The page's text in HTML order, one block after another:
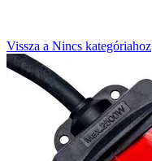
Vissza a Nincs kategóriahoz